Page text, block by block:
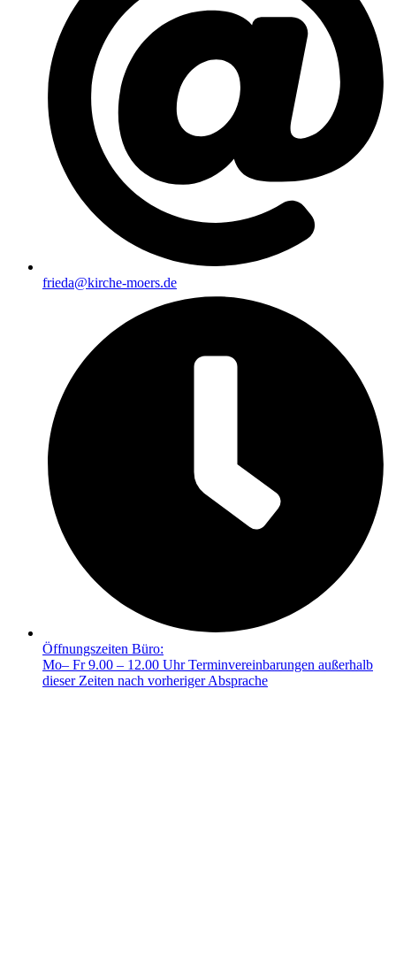
frieda@kirche-moers.de
Öffnungszeiten Büro:
Mo– Fr 9.00 – 12.00 Uhr Terminvereinbarungen außerhalb
dieser Zeiten nach vorheriger Absprache